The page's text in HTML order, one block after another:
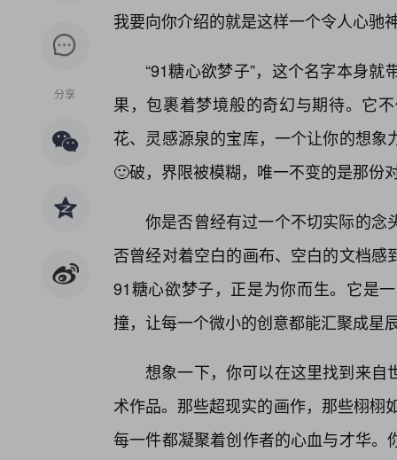
分享
我要向你介绍的就是这样一个令人心
“91糖心欲梦子”，这个名字本身
果，包裹着梦境般的奇幻与期待。它
花、灵感源泉的宝库，一个让你的想
🙂破，界限被模糊，唯一不变的是那份
你是否曾经有过一个不切实际的念
否曾经对着空白的画布、空白的文档
91糖心欲梦子，正是为你而生。它是
撞，让每一个微小的创意都能汇聚成星
想象一下，你可以在这里找到来自
术作品。那些超现实的画作，那些栩栩
每一件都凝聚着创作者的心血与才华